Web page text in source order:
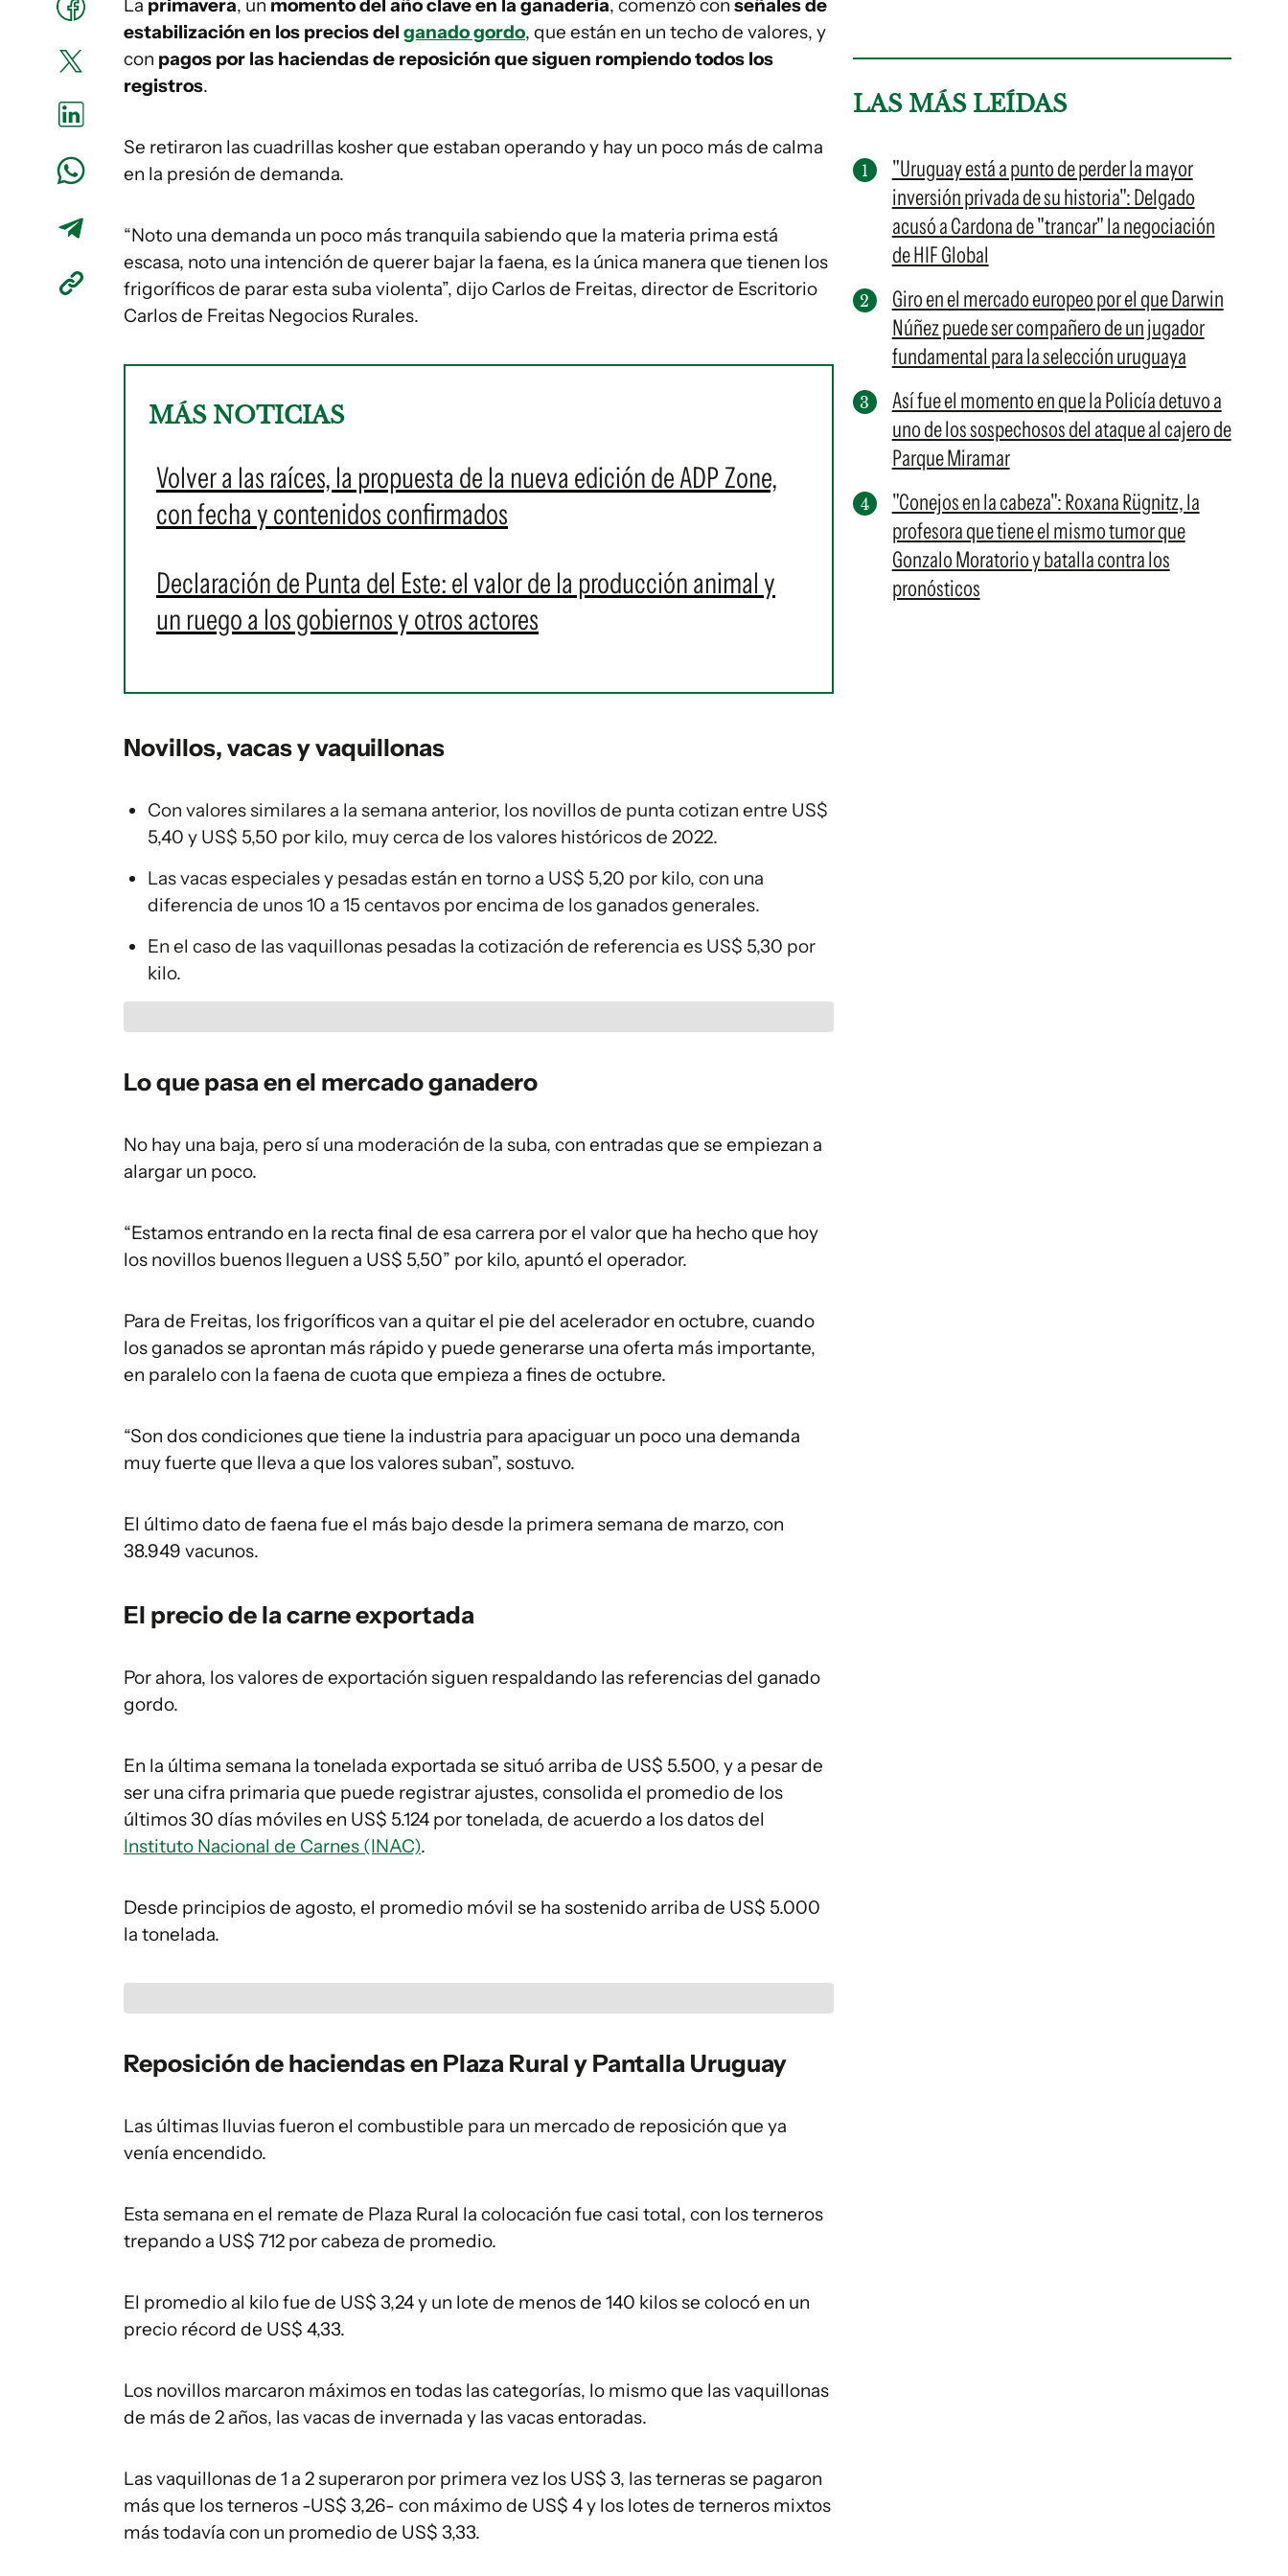
La primavera, un momento del año clave en la ganadería, comenzó con señales de
estabilización en los precios del ganado gordo, que están en un techo de valores, y
con pagos por las haciendas de reposición que siguen rompiendo todos los
registros.
Se retiraron las cuadrillas kosher que estaban operando y hay un poco más de calma
en la presión de demanda.
“Noto una demanda un poco más tranquila sabiendo que la materia prima está
escasa, noto una intención de querer bajar la faena, es la única manera que tienen los
frigoríficos de parar esta suba violenta”, dijo Carlos de Freitas, director de Escritorio
Carlos de Freitas Negocios Rurales.
MÁS NOTICIAS
Volver a las raíces, la propuesta de la nueva edición de ADP Zone,
con fecha y contenidos confirmados
Declaración de Punta del Este: el valor de la producción animal y
un ruego a los gobiernos y otros actores
Novillos, vacas y vaquillonas
Con valores similares a la semana anterior, los novillos de punta cotizan entre US$
5,40 y US$ 5,50 por kilo, muy cerca de los valores históricos de 2022.
Las vacas especiales y pesadas están en torno a US$ 5,20 por kilo, con una
diferencia de unos 10 a 15 centavos por encima de los ganados generales.
En el caso de las vaquillonas pesadas la cotización de referencia es US$ 5,30 por
kilo.
Lo que pasa en el mercado ganadero
No hay una baja, pero sí una moderación de la suba, con entradas que se empiezan a
alargar un poco.
“Estamos entrando en la recta final de esa carrera por el valor que ha hecho que hoy
los novillos buenos lleguen a US$ 5,50” por kilo, apuntó el operador.
Para de Freitas, los frigoríficos van a quitar el pie del acelerador en octubre, cuando
los ganados se aprontan más rápido y puede generarse una oferta más importante,
en paralelo con la faena de cuota que empieza a fines de octubre.
“Son dos condiciones que tiene la industria para apaciguar un poco una demanda
muy fuerte que lleva a que los valores suban”, sostuvo.
El último dato de faena fue el más bajo desde la primera semana de marzo, con
38.949 vacunos.
El precio de la carne exportada
Por ahora, los valores de exportación siguen respaldando las referencias del ganado
gordo.
En la última semana la tonelada exportada se situó arriba de US$ 5.500, y a pesar de
ser una cifra primaria que puede registrar ajustes, consolida el promedio de los
últimos 30 días móviles en US$ 5.124 por tonelada, de acuerdo a los datos del
Instituto Nacional de Carnes (INAC).
Desde principios de agosto, el promedio móvil se ha sostenido arriba de US$ 5.000
la tonelada.
Reposición de haciendas en Plaza Rural y Pantalla Uruguay
Las últimas lluvias fueron el combustible para un mercado de reposición que ya
venía encendido.
Esta semana en el remate de Plaza Rural la colocación fue casi total, con los terneros
trepando a US$ 712 por cabeza de promedio.
El promedio al kilo fue de US$ 3,24 y un lote de menos de 140 kilos se colocó en un
precio récord de US$ 4,33.
Los novillos marcaron máximos en todas las categorías, lo mismo que las vaquillonas
de más de 2 años, las vacas de invernada y las vacas entoradas.
Las vaquillonas de 1 a 2 superaron por primera vez los US$ 3, las terneras se pagaron
más que los terneros -US$ 3,26- con máximo de US$ 4 y los lotes de terneros mixtos
más todavía con un promedio de US$ 3,33.
LAS MÁS LEÍDAS
"Uruguay está a punto de perder la mayor
inversión privada de su historia": Delgado
acusó a Cardona de "trancar" la negociación
de HIF Global
Giro en el mercado europeo por el que Darwin
Núñez puede ser compañero de un jugador
fundamental para la selección uruguaya
Así fue el momento en que la Policía detuvo a
uno de los sospechosos del ataque al cajero de
Parque Miramar
"Conejos en la cabeza": Roxana Rügnitz, la
profesora que tiene el mismo tumor que
Gonzalo Moratorio y batalla contra los
pronósticos